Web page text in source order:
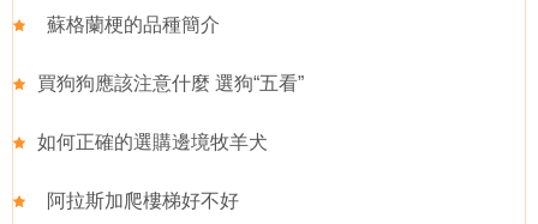
蘇格蘭梗的品種簡介
買狗狗應該注意什麼 選狗“五看”
如何正確的選購邊境牧羊犬
阿拉斯加爬樓梯好不好